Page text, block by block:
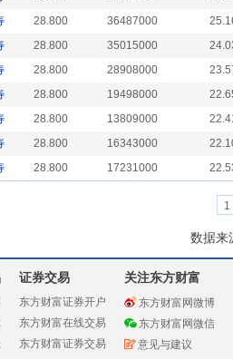
28.800 36487000
28.800 35015000
28.800 28908000
28.800 19498000
28.800 13809000
28.800 16343000
28.800 17231000
1
数据来
证券交易
东方财富证券开户
东方财富在线交易
东方财富证券交易
关注东方财富
东方财富网微博
东方财富网微信
意见与建议